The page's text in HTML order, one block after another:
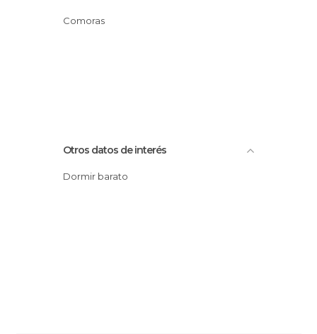
Comoras
Otros datos de interés
Dormir barato